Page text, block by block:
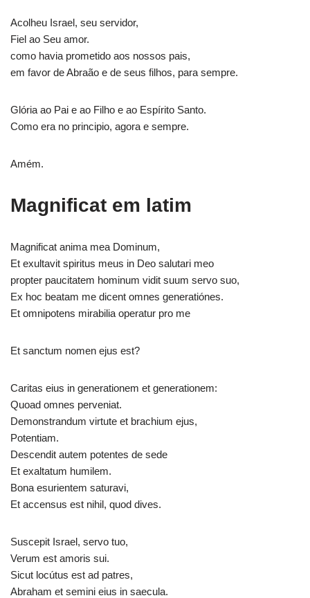
Acolheu Israel, seu servidor,
Fiel ao Seu amor.
como havia prometido aos nossos pais,
em favor de Abraão e de seus filhos, para sempre.
Glória ao Pai e ao Filho e ao Espírito Santo.
Como era no principio, agora e sempre.
Amém.
Magnificat em latim
Magnificat anima mea Dominum,
Et exultavit spiritus meus in Deo salutari meo
propter paucitatem hominum vidit suum servo suo,
Ex hoc beatam me dicent omnes generatiónes.
Et omnipotens mirabilia operatur pro me
Et sanctum nomen ejus est?
Caritas eius in generationem et generationem:
Quoad omnes perveniat.
Demonstrandum virtute et brachium ejus,
Potentiam.
Descendit autem potentes de sede
Et exaltatum humilem.
Bona esurientem saturavi,
Et accensus est nihil, quod dives.
Suscepit Israel, servo tuo,
Verum est amoris sui.
Sicut locútus est ad patres,
Abraham et semini eius in saecula.